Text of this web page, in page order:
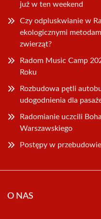
już w ten weekend
Czy odpluskwianie w
ekologicznymi
zwierząt?
Radom Music Camp
Roku
Rozbudowa pętli
udogodnienia dla
Radomianie uczcili
Warszawskiego
Postępy w
O NAS